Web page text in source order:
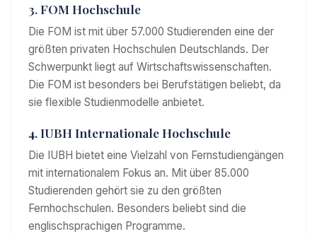
3. FOM Hochschule
Die FOM ist mit über 57.000 Studierenden eine der
größten privaten Hochschulen Deutschlands. Der
Schwerpunkt liegt auf Wirtschaftswissenschaften.
Die FOM ist besonders bei Berufstätigen beliebt, da
sie flexible Studienmodelle anbietet.
4. IUBH Internationale Hochschule
Die IUBH bietet eine Vielzahl von Fernstudiengängen
mit internationalem Fokus an. Mit über 85.000
Studierenden gehört sie zu den größten
Fernhochschulen. Besonders beliebt sind die
englischsprachigen Programme.